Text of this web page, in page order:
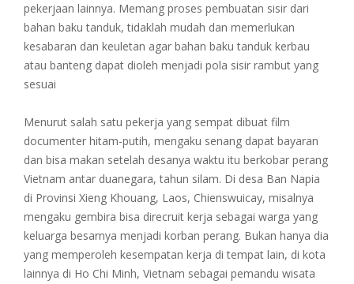
pekerjaan lainnya. Memang proses pembuatan sisir dari
bahan baku tanduk, tidaklah mudah dan memerlukan
kesabaran dan keuletan agar bahan baku tanduk kerbau
atau banteng dapat dioleh menjadi pola sisir rambut yang
sesuai
Menurut salah satu pekerja yang sempat dibuat film
documenter hitam-putih, mengaku senang dapat bayaran
dan bisa makan setelah desanya waktu itu berkobar perang
Vietnam antar duanegara, tahun silam. Di desa Ban Napia
di Provinsi Xieng Khouang, Laos, Chienswuicay, misalnya
mengaku gembira bisa direcruit kerja sebagai warga yang
keluarga besarnya menjadi korban perang. Bukan hanya dia
yang memperoleh kesempatan kerja di tempat lain, di kota
lainnya di Ho Chi Minh, Vietnam sebagai pemandu wisata